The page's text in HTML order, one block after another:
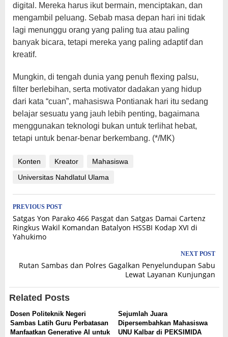
digital. Mereka harus ikut bermain, menciptakan, dan
mengambil peluang. Sebab masa depan hari ini tidak
lagi menunggu orang yang paling tua atau paling
banyak bicara, tetapi mereka yang paling adaptif dan
kreatif.
Mungkin, di tengah dunia yang penuh flexing palsu,
filter berlebihan, serta motivator dadakan yang hidup
dari kata “cuan”, mahasiswa Pontianak hari itu sedang
belajar sesuatu yang jauh lebih penting, bagaimana
menggunakan teknologi bukan untuk terlihat hebat,
tetapi untuk benar-benar berkembang. (*/MK)
Konten Kreator
Mahasiswa
Universitas Nahdlatul Ulama
Post
navigation
PREVIOUS POST
Satgas Yon Parako 466 Pasgat dan Satgas Damai Cartenz
Ringkus Wakil Komandan Batalyon HSSBI Kodap XVI di
Yahukimo
NEXT POST
Rutan Sambas dan Polres Gagalkan Penyelundupan Sabu
Lewat Layanan Kunjungan
Related Posts
Dosen Politeknik Negeri
Sambas Latih Guru Perbatasan
Manfaatkan Generative AI untuk
Sejumlah Juara
Dipersembahkan Mahasiswa
UNU Kalbar di PEKSIMIDA